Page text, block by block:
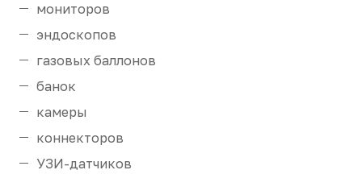
мониторов
эндоскопов
газовых баллонов
банок
камеры
коннекторов
УЗИ-датчиков